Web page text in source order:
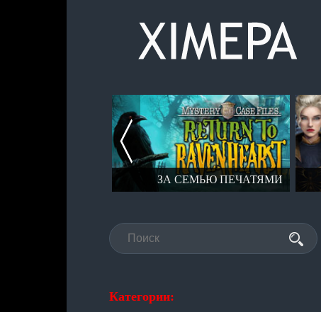
ЗА СЕМЬЮ ПЕЧАТЯМИ
Категории: